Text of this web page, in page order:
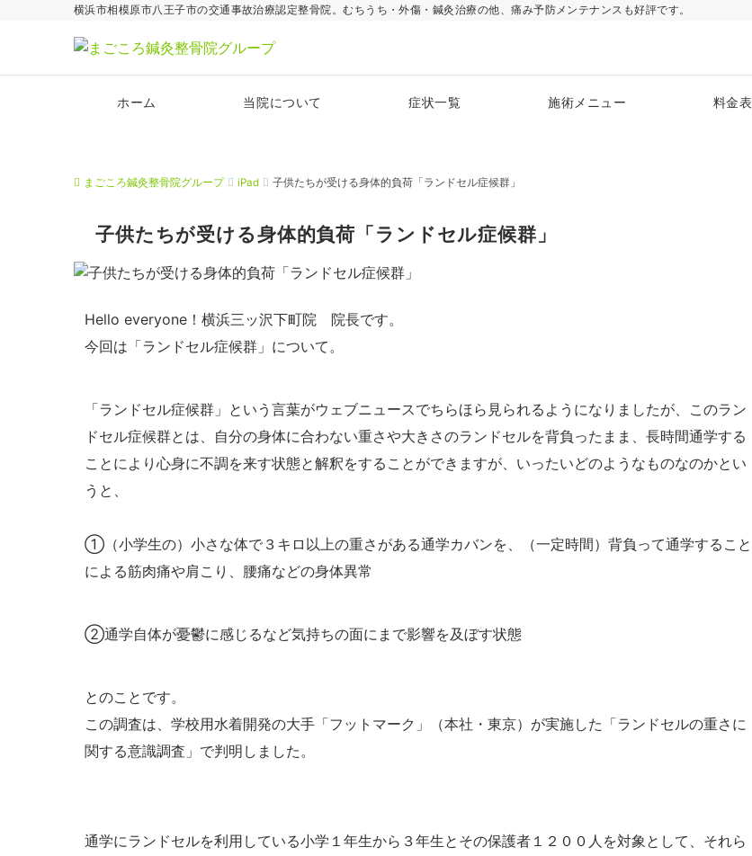
横浜市相模原市八王子市の交通事故治療認定整骨院。むちうち・外傷・鍼灸治療の他、痛み予防メンテナンスも好評です。
ホーム 当院について 症状一覧 施術メニュー 料金表
まごころ鍼灸整骨院グループ iPad 子供たちが受ける身体的負荷「ランドセル症候群」
子供たちが受ける身体的負荷「ランドセル症候群」
Hello everyone！横浜三ッ沢下町院 院長です。
今回は「ランドセル症候群」について。
「ランドセル症候群」という言葉がウェブニュースでちらほら見られるようになりましたが、このラン
ドセル症候群とは、自分の身体に合わない重さや大きさのランドセルを背負ったまま、長時間通学する
ことにより心身に不調を来す状態と解釈をすることができますが、いったいどのようなものなのかとい
うと、
①（小学生の）小さな体で３キロ以上の重さがある通学カバンを、（一定時間）背負って通学すること
による筋肉痛や肩こり、腰痛などの身体異常
②通学自体が憂鬱に感じるなど気持ちの面にまで影響を及ぼす状態
とのことです。
この調査は、学校用水着開発の大手「フットマーク」（本社・東京）が実施した「ランドセルの重さに
関する意識調査」で判明しました。
通学にランドセルを利用している小学１年生から３年生とその保護者１２００人を対象として、それら